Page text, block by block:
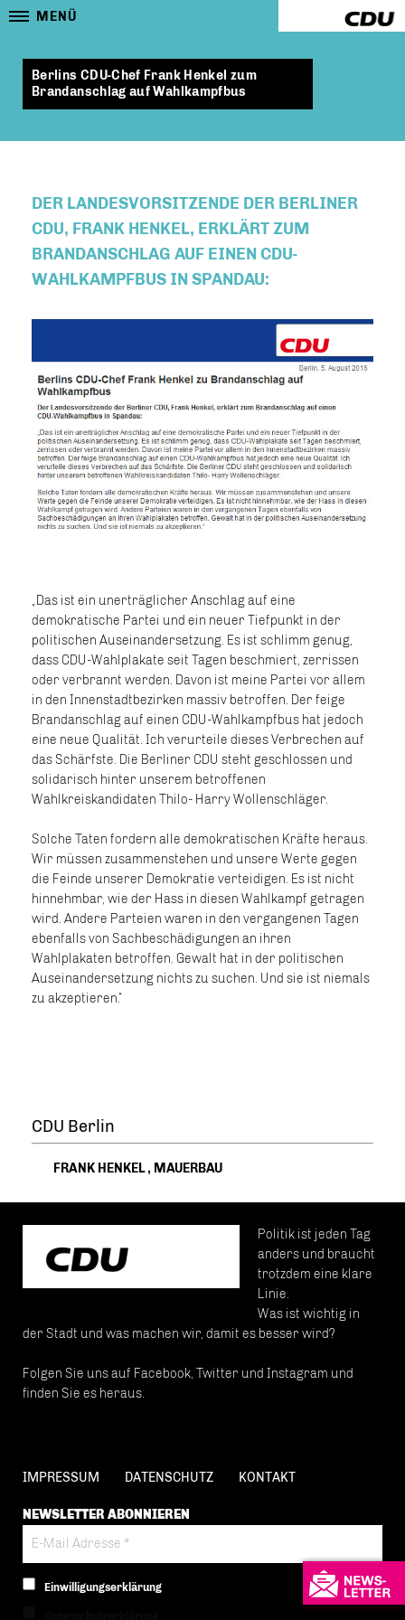
MENÜ
Berlins CDU-Chef Frank Henkel zum
Brandanschlag auf Wahlkampfbus
DER LANDESVORSITZENDE DER BERLINER
CDU, FRANK HENKEL, ERKLÄRT ZUM
BRANDANSCHLAG AUF EINEN CDU-
WAHLKAMPFBUS IN SPANDAU:
Das ist ein unerträglicher Anschlag auf eine
demokratische Partei und ein neuer Tiefpunkt in der
politischen Auseinandersetzung. Es ist schlimm genug,
dass CDU-Wahlplakate seit Tagen beschmiert, zerrissen
oder verbrannt werden. Davon ist meine Partei vor allem
in den Innenstadtbezirken massiv betroffen. Der feige
Brandanschlag auf einen CDU-Wahlkampfbus hat jedoch
eine neue Qualität. Ich verurteile dieses Verbrechen auf
das Schärfste. Die Berliner CDU steht geschlossen und
solidarisch hinter unserem betroffenen
Wahlkreiskandidaten Thilo- Harry Wollenschläger.
Solche Taten fordern alle demokratischen Kräfte heraus.
Wir müssen zusammenstehen und unsere Werte gegen
die Feinde unserer Demokratie verteidigen. Es ist nicht
hinnehmbar, wie der Hass in diesen Wahlkampf getragen
wird. Andere Parteien waren in den vergangenen Tagen
ebenfalls von Sachbeschädigungen an ihren
Wahlplakaten betroffen. Gewalt hat in der politischen
Auseinandersetzung nichts zu suchen. Und sie ist niemals
zu akzeptieren.“
CDU Berlin
FRANK HENKEL, MAUERBAU
Politik ist jeden Tag
anders und braucht
trotzdem eine klare
Linie.
Was ist wichtig in
der Stadt und was machen wir, damit es besser wird?
Folgen Sie uns auf Facebook, Twitter und Instagram und
finden Sie es heraus.
IMPRESSUM DATENSCHUTZ KONTAKT
NEWSLETTER ABONNIEREN
Einwilligungserklärung